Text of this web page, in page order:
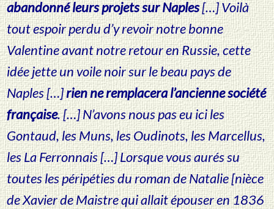
abandonné leurs projets sur Naples[…] Voilà
tout espoir perdu d’y revoir notre bonne
Valentine avant notre retour en Russie, cette
idée jette un voile noir sur le beau pays de
Naples […]rien ne remplacera l’ancienne société
française. […] N’avons nous pas eu ici les
Gontaud, les Muns, les Oudinots, les Marcellus,
les La Ferronnais […] Lorsque vous aurés su
toutes les péripéties du roman de Natalie [nièce
de Xavier de Maistre qui allait épouser en 1836